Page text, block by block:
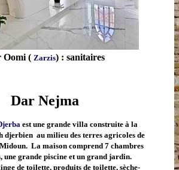
Oomi ( Zarzis) : sanitaires
Dar Nejma
est une grande villa construite à la
djerbien au milieu des terres agricoles de
La maison comprend 7 chambres
une grande piscine et un grand jardin.
de toilette, produits de toilette, sèche-